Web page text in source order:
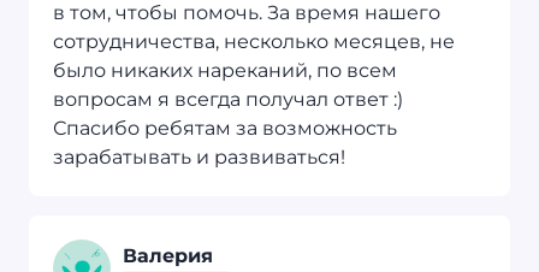
в том, чтобы помочь. За время нашего
сотрудничества, несколько месяцев, не
было никаких нареканий, по всем
вопросам я всегда получал ответ :)
Спасибо ребятам за возможность
зарабатывать и развиваться!
Валерия